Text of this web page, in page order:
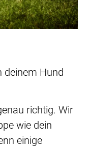
deinem Hund
richtig. Wir
wie dein
einige